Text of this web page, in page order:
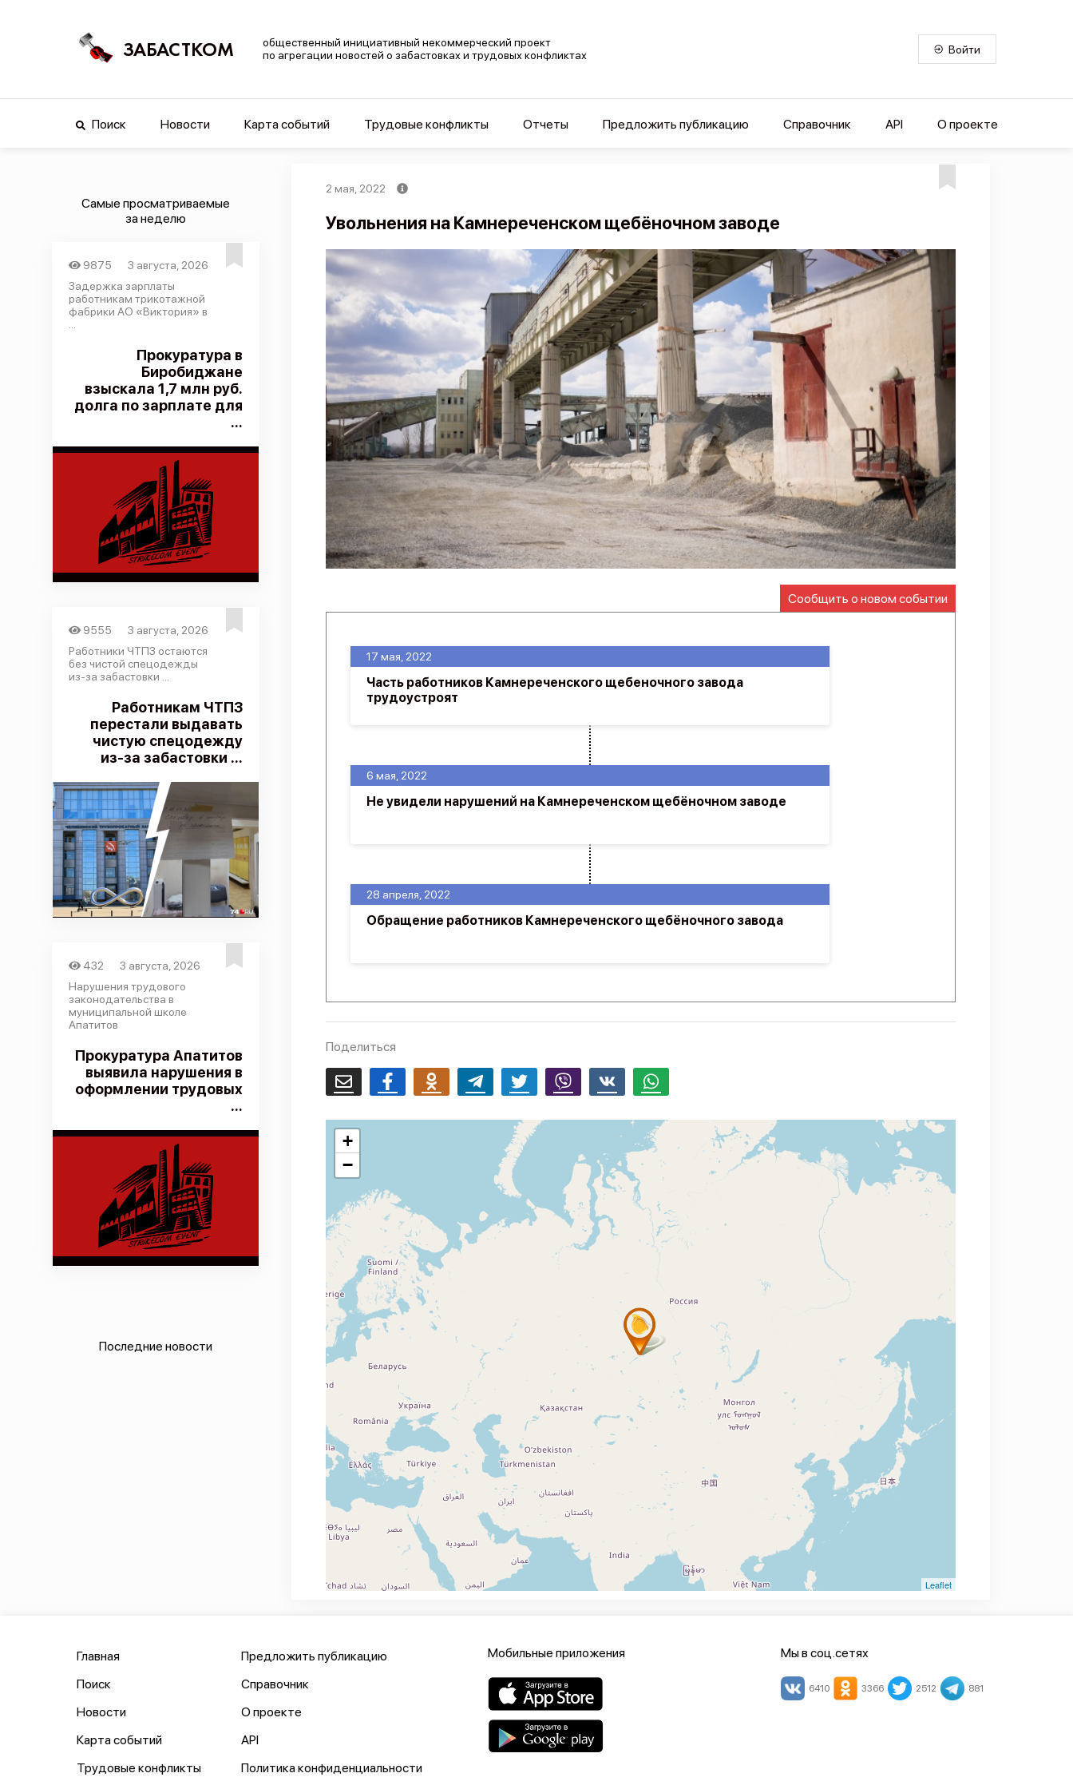
ЗАБАСТКОМ
общественный инициативный некоммерческий проект
по агрегации новостей о забастовках и трудовых конфликтах
Войти
Поиск Новости Карта событий Трудовые конфликты Отчеты Предложить публикацию Справочник API О проекте
Самые просматриваемые
за неделю
9875
3 августа, 2026
Задержка зарплаты
работникам трикотажной
фабрики АО «Виктория» в
Прокуратура в
Биробиджане
взыскала 1,7 млн руб.
долга по зарплате для
...
9555
3 августа, 2026
Работники ЧТПЗ остаются
без чистой спецодежды
из-за забастовки ...
Работникам ЧТПЗ
перестали выдавать
чистую спецодежду
из-за забастовки ...
432
3 августа, 2026
Нарушения трудового
законодательства в
муниципальной школе
Апатитов
Прокуратура Апатитов
выявила нарушения в
оформлении трудовых
...
Последние новости
2 мая, 2022
Увольнения на Камнереченском щебёночном заводе
Сообщить о новом событии
28 апреля, 2022
Обращение работников Камнереченского щебёночного завода
6 мая, 2022
Не увидели нарушений на Камнереченском щебёночном заводе
17 мая, 2022
Часть работников Камнереченского щебеночного завода
трудоустроят
Поделиться
Email FacebookOdnoklassnikiTelegram Twitter Viber Whatsapp
+
−
Leaflet
Главная
Поиск
Новости
Карта событий
Трудовые конфликты
Предложить публикацию
Справочник
О проекте
API
Политика конфиденциальности
Мобильные приложения Мы в соц.сетях
6410 3366 2512 881